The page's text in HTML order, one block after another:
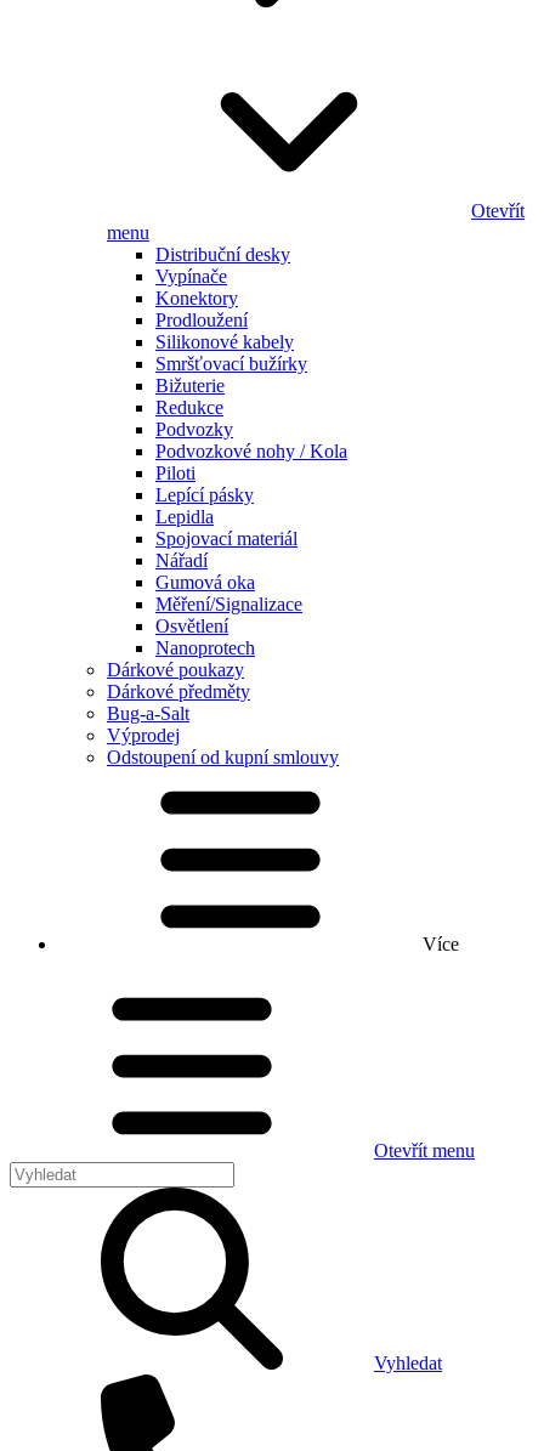
Otevřít
menu
Distribuční desky
Vypínače
Konektory
Prodloužení
Silikonové kabely
Smršťovací bužírky
Bižuterie
Redukce
Podvozky
Podvozkové nohy / Kola
Piloti
Lepící pásky
Lepidla
Spojovací materiál
Nářadí
Gumová oka
Měření/Signalizace
Osvětlení
Nanoprotech
Dárkové poukazy
Dárkové předměty
Bug-a-Salt
Výprodej
Odstoupení od kupní smlouvy
Více
Otevřít menu
Vyhledat